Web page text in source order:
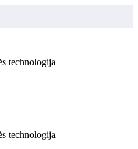
technologija
technologija